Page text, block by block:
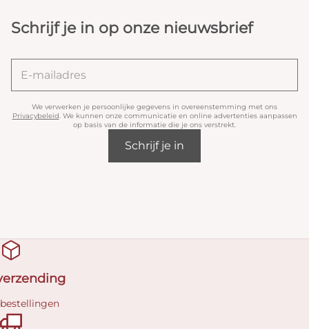
Schrijf je in op onze nieuwsbrief
We verwerken je persoonlijke gegevens in overeenstemming met ons
Privacybeleid. We kunnen onze communicatie en online advertenties aanpassen
op basis van de informatie die je ons verstrekt.
Schrijf je in